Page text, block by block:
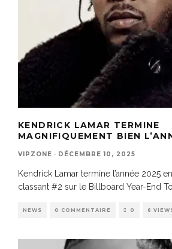
KENDRICK LAMAR TERMINE
MAGNIFIQUEMENT BIEN
VIPZONE · DÉCEMBRE 10, 2025
Kendrick Lamar termine l’année 2025
classant #2 sur le Billboard Year-End
NEWS 0 COMMENTAIRE 0 6